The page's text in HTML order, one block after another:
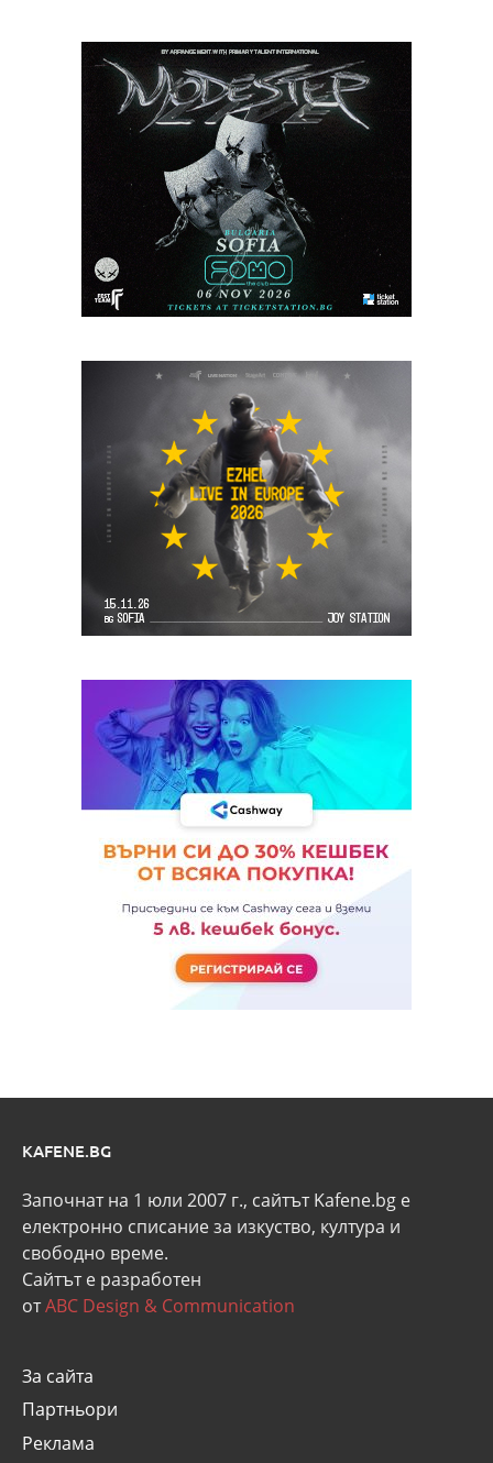
KAFENE.BG
Започнат на 1 юли 2007 г., сайтът Kafene.bg e
eлектронно списание за изкуство, култура и
свободно време.
Сайтът е разработен
отABC Design & Communication
За сайта
Партньори
Реклама